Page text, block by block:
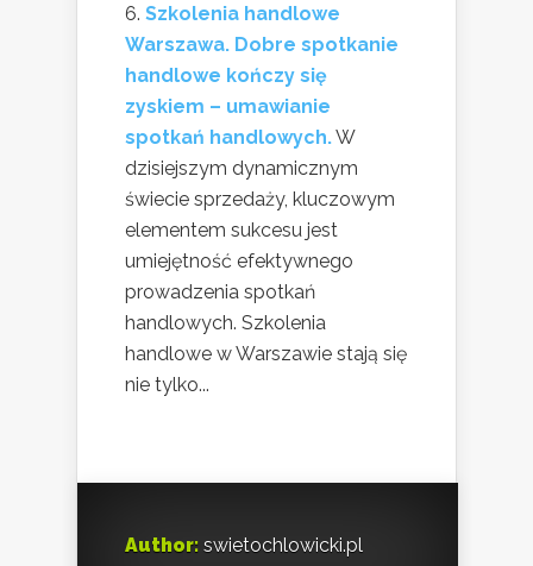
Szkolenia handlowe
Warszawa. Dobre spotkanie
handlowe kończy się
zyskiem – umawianie
spotkań handlowych.W
dzisiejszym dynamicznym
świecie sprzedaży, kluczowym
elementem sukcesu jest
umiejętność efektywnego
prowadzenia spotkań
handlowych. Szkolenia
handlowe w Warszawie stają się
nie tylko...
Author: swietochlowicki.pl